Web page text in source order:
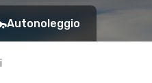
Autonoleggio